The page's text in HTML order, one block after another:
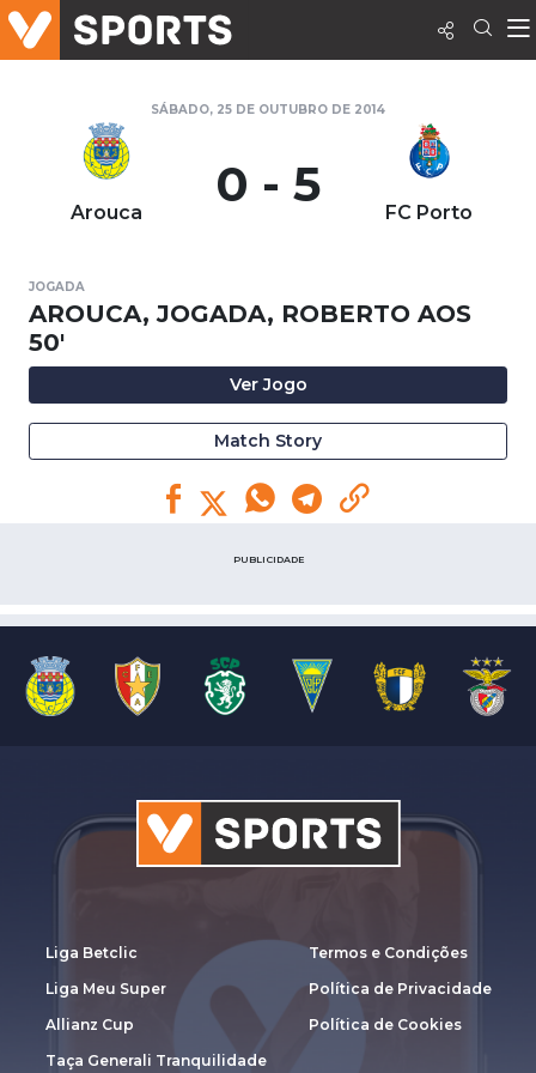
SÁBADO, 25 DE OUTUBRO DE 2014
Arouca 0 - 5 FC Porto
JOGADA
AROUCA, JOGADA, ROBERTO AOS
50'
Ver Jogo
Match Story
PUBLICIDADE
Liga Betclic
Liga Meu Super
Allianz Cup
Taça Generali Tranquilidade
Termos e Condições
Política de Privacidade
Política de Cookies